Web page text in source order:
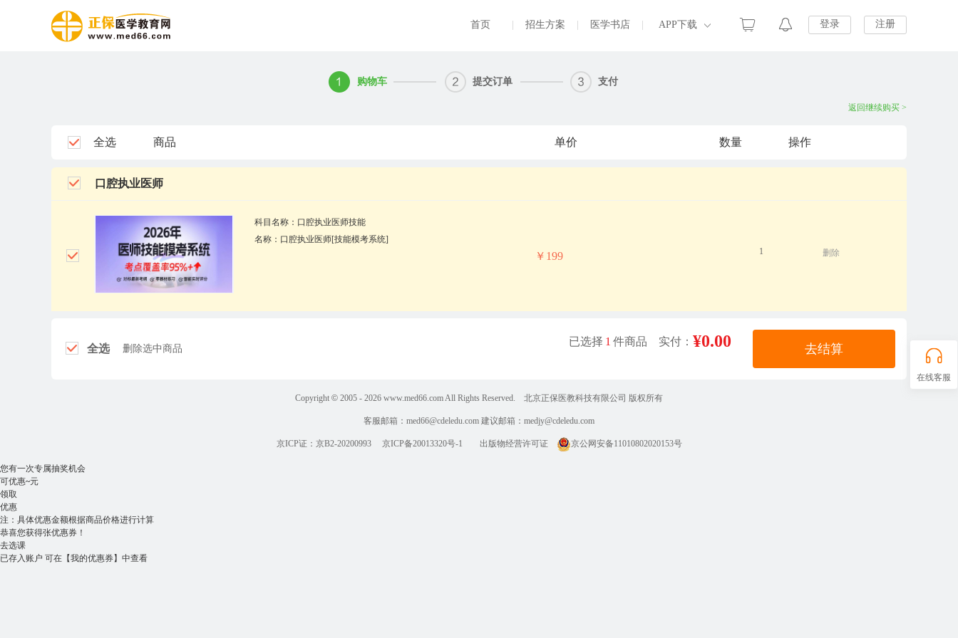
登录 注册
首页 招生方案 医学书店 APP下载
购物车 提交订单 支付
返回继续购买 >
全选 商品 单价 数量 操作
口腔执业医师
科目名称：口腔执业医师技能
名称：口腔执业医师[技能模考系统]
￥199 1 删除
全选 删除选中商品 去结算
已选择 1 件商品 实付： ¥0.00
在线客服
Copyright © 2005 - 2026 www.med66.com All Rights Reserved. 北京正保医教科技有限公司 版权所有
客服邮箱： med66@cdeledu.com 建议邮箱： medjy@cdeledu.com
京ICP证：京B2-20200993 京ICP备20013320号-1 出版物经营许可证 京公网安备11010802020153号
您有一次专属抽奖机会
可优惠~元
领取
优惠
注：具体优惠金额根据商品价格进行计算
恭喜您获得张优惠券！
去选课
已存入账户 可在 【我的优惠券】 中查看